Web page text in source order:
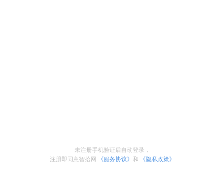
未注册手机验证后自动登录，
注册即同意智拾网
《服务协议》 和 《隐私政策》